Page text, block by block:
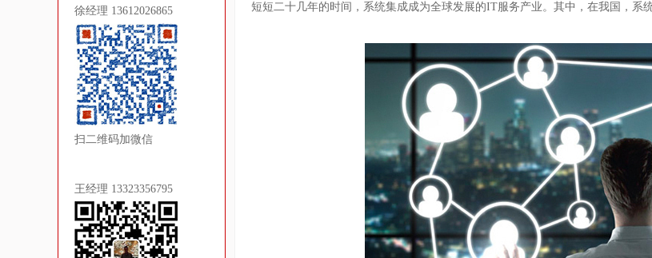
徐经理 13612026865
扫二维码加微信
王经理 13323356795
短短二十几年的时间，系统集成成为全球发展的IT服务产业。其中，在我国，系